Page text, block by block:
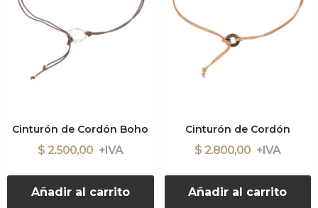
Cinturón de Cordón Boho
$ 2.500,00
Añadir al carrito
Cinturón de Cordón
$ 2.800,00
Añadir al carrito